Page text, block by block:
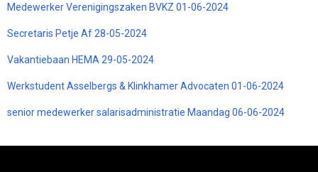
Medewerker Verenigingszaken BVKZ 01-06-2024
Secretaris Petje Af 28-05-2024
Vakantiebaan HEMA 29-05-2024
Werkstudent Asselbergs & Klinkhamer Advocaten 01-06-2024
senior medewerker salarisadministratie Maandag 06-06-2024